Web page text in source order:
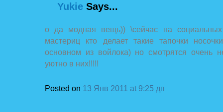
Yukie Says...
о да модная вещь)) \сейчас на социальных
мастериц кто делает такие тапочки
основном из войлока) но смотрятся очень
уютно в них!!!!!
Posted on 13 Янв 2011 at 9:25 дп